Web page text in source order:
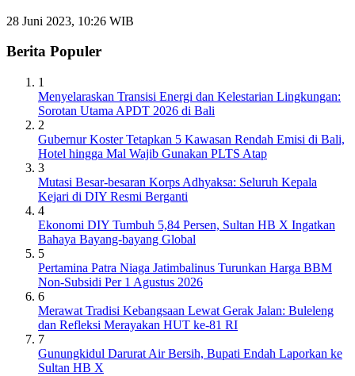
28 Juni 2023, 10:26 WIB
Berita Populer
1
Menyelaraskan Transisi Energi dan Kelestarian Lingkungan:
Sorotan Utama APDT 2026 di Bali
2
Gubernur Koster Tetapkan 5 Kawasan Rendah Emisi di Bali,
Hotel hingga Mal Wajib Gunakan PLTS Atap
3
Mutasi Besar-besaran Korps Adhyaksa: Seluruh Kepala
Kejari di DIY Resmi Berganti
4
Ekonomi DIY Tumbuh 5,84 Persen, Sultan HB X Ingatkan
Bahaya Bayang-bayang Global
5
Pertamina Patra Niaga Jatimbalinus Turunkan Harga BBM
Non-Subsidi Per 1 Agustus 2026
6
Merawat Tradisi Kebangsaan Lewat Gerak Jalan: Buleleng
dan Refleksi Merayakan HUT ke-81 RI
7
Gunungkidul Darurat Air Bersih, Bupati Endah Laporkan ke
Sultan HB X